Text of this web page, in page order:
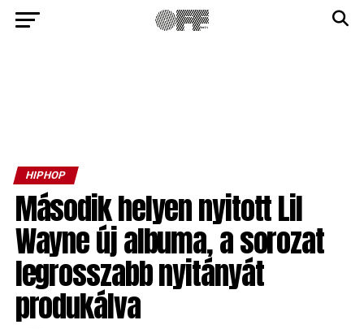
HIPHOP
Második helyen nyitott Lil
Wayne új albuma, a sorozat
legrosszabb nyitányát
produkálva